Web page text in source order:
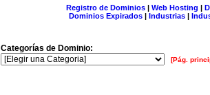
Registro de Dominios| Web Hosting |
Dominios Expirados | Industrias |
Categorías de Dominio:
[Pág.